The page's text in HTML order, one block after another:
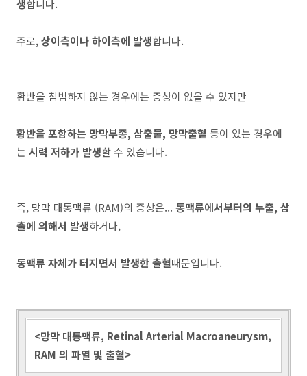
생합니다.
주로,상이측이나 하이측에 발생합니다.
황반을 침범하지 않는 경우에는 증상이 없을 수 있지만
황반을 포함하는 망막부종, 삼출물, 망막출혈 등이 있는 경우에
는 시력 저하가 발생할 수 있습니다.
즉, 망막 대동맥류 (RAM)의 증상은... 동맥류에서부터의 누출, 삼
출에 의해서 발생하거나,
동맥류 자체가 터지면서 발생한 출혈때문입니다.
<망막 대동맥류, Retinal Arterial Macroaneurysm,
RAM 의 파열 및 출혈>